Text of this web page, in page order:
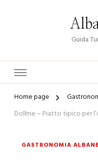
Guida
Home page
Dollme – Piatto tipico per
GASTRONOMIA